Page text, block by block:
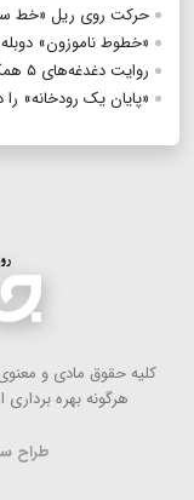
حرکت روی ریل «خط
«خطوط ناموزون»
روایت دغدغه‌های ۵ همکلاسی
«پایان یک رودخانه» را
كلیه حقوق مادی و
هرگونه بهره
طراح